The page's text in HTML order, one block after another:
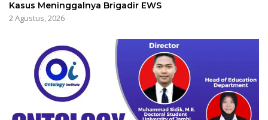
Kasus Meninggalnya Brigadir EWS
2 Agustus, 2026